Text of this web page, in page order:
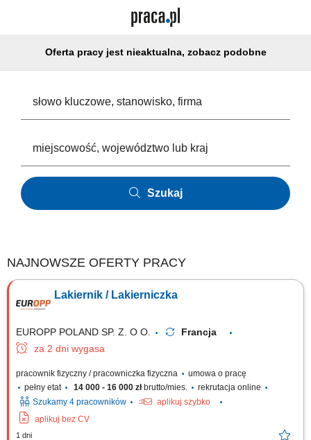
Oferta pracy jest nieaktualna, zobacz podobne
Szukaj
NAJNOWSZE OFERTY PRACY
Lakiernik / Lakierniczka
EUROPP POLAND SP. Z. O O.
Francja
za 2 dni wygasa
pracownik fizyczny / pracowniczka fizyczna
umowa o pracę
pełny etat
14 000 - 16 000 złbrutto/mies.
rekrutacja online
Szukamy 4 pracowników
aplikuj szybko
aplikuj bez CV
1 dni